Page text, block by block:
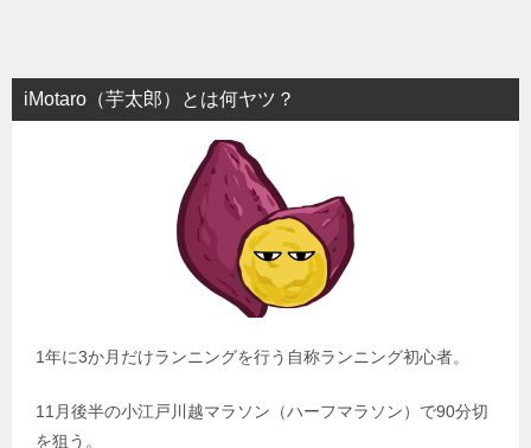
iMotaro（芋太郎）とは何ヤツ？
1年に3か月だけランニングを行う自称ランニング初心者。
11月後半の小江戸川越マラソン（ハーフマラソン）で90分切
を狙う。